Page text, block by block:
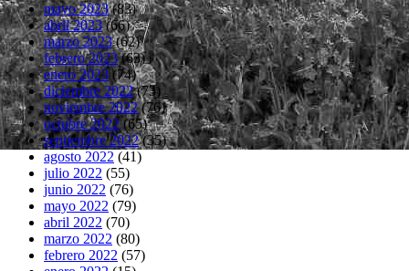
mayo 2023(83)
abril 2023(66)
marzo 2023(62)
febrero 2023(63)
enero 2023 (74)
diciembre 2022(73)
noviembre 2022(76)
octubre 2022(65)
septiembre 2022(35)
agosto 2022 (41)
julio 2022 (55)
junio 2022 (76)
mayo 2022 (79)
abril 2022 (70)
marzo 2022 (80)
febrero 2022 (57)